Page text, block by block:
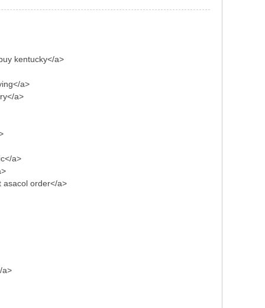
kentucky</a>
a>
a>
a>
asacol order</a>
a>